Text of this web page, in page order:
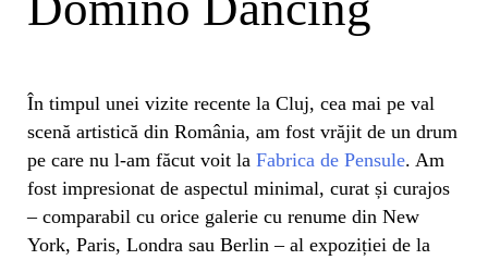
În timpul unei vizite recente la Cluj, cea mai pe val
scenă artistică din România, am fost vrăjit de un drum
pe care nu l-am făcut voit la Fabrica de Pensule. Am
fost impresionat de aspectul minimal, curat și curajos
– comparabil cu orice galerie cu renume din New
York, Paris, Londra sau Berlin – al expoziției de la